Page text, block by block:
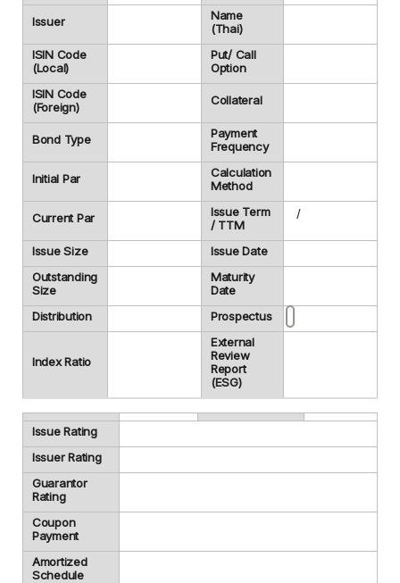
Issuer
Name
(Thai)
ISIN Code
(Local)
Put/ Call
Option
ISIN Code
(Foreign)
Collateral
Bond Type
Payment
Frequency
Initial Par
Calculation
Method
Current Par
Issue Term
/ TTM
/
Issue Size
Issue Date
Outstanding
Size
Maturity
Date
Distribution
Prospectus
Index Ratio
External
Review
Report
(ESG)
Issue Rating
Issuer Rating
Guarantor
Rating
Coupon
Payment
Amortized
Schedule